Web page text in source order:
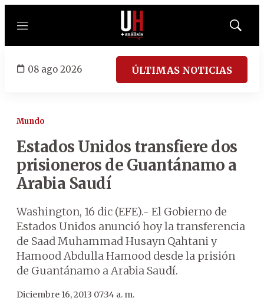
Menú
Mostrar
08 ago 2026 ÚLTIMAS NOTICIAS
Mundo
Estados Unidos transfiere dos
prisioneros de Guantánamo a
Arabia Saudí
Washington, 16 dic (EFE).- El Gobierno de
Estados Unidos anunció hoy la transferencia
de Saad Muhammad Husayn Qahtani y
Hamood Abdulla Hamood desde la prisión
de Guantánamo a Arabia Saudí.
Diciembre 16, 2013 07:34 a. m.